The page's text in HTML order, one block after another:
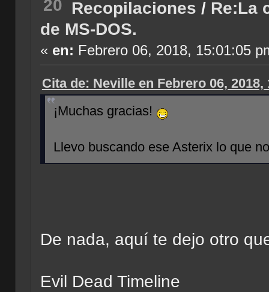
20 Recopilaciones / Re:La
de MS-DOS.
« en: Febrero 06, 2018, 15:01:05
Cita de: Neville en Febrero 06, 2018,
¡Muchas gracias!
Llevo buscando ese Asterix lo que
De nada, aquí te dejo otro
Evil Dead Timeline